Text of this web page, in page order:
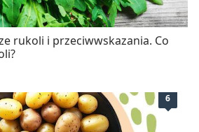
rukoli i przeciwwskazania. Co
6